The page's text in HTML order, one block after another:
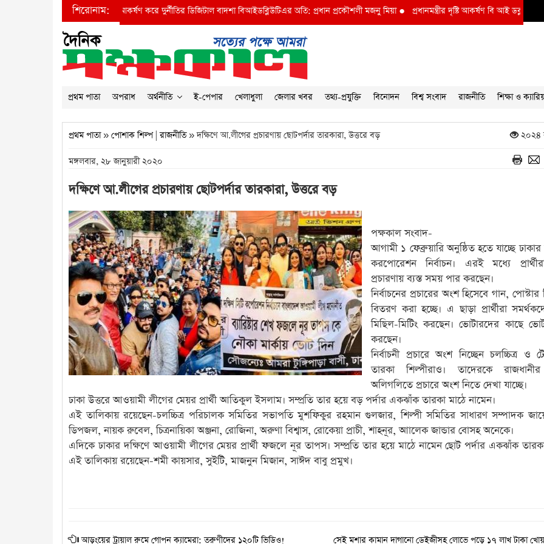
শিরোনাম:
প্রধানমন্ত্রীর দৃষ্টি আকর্ষণ করে দুর্নীতির ডিজিটাল বাদশা বিআইডব্লিউটিএর অতি: প্রধান প্রকৌশলী মজনু মিয়া●প্রধানমন্ত্রীর দৃষ্টি আকর্ষণ বি আই ডব্লুভিইউ-তে
প্রথম পাতা অপরাধ অর্থনীতি ই-পেপার খেলাধুলা জেলার খবর তথ্য-প্রযুক্তি বিনোদন বিশ্ব সংবাদ রাজনীতি শিক্ষা ও
প্রথম পাতা» পোশাক শিল্প|রাজনীতি» দক্ষিণে আ.লীগের প্রচারণায় ছোটপর্দার তারকারা, উত্তরে বড় ২০২৪
মঙ্গলবার, ২৮ জানুয়ারী ২০২০
দক্ষিণে আ.লীগের প্রচারণায় ছোটপর্দার তারকারা, উত্তরে বড়
পক্ষকাল সংবাদ-
আগামী ১ ফেব্রুয়ারি অনুষ্ঠিত হতে যাচ্ছে
করপোরেশন নির্বাচন। এরই মধ্যে
প্রচারণায় ব্যস্ত সময় পার করছেন।
নির্বাচনের প্রচারের অংশ হিসেবে গান,
বিতরণ করা হচ্ছে। এ ছাড়া প্রার্থীরা
মিছিল-মিটিং করছেন। ভোটারদের কাছে ভোট
করছেন।
নির্বাচনী প্রচারে অংশ নিচ্ছেন চলচ্চিত্র ও
তারকা শিল্পীরাও। তাদেরকে রাজধানীর
অলিগলিতে প্রচারে অংশ নিতে দেখা যাচ্ছে।
ঢাকা উত্তরে আওয়ামী লীগের মেয়র প্রার্থী আতিকুল ইসলাম। সম্প্রতি তার হয়ে বড় পর্দার একঝাঁক তারকা মাঠে নামেন।
এই তালিকায় রয়েছেন-চলচ্চিত্র পরিচালক সমিতির সভাপতি মুশফিকুর রহমান গুলজার, শিল্পী সমিতির সাধারণ সম্পাদক
ডিপজল, নায়ক রুবেল, চিত্রনায়িকা অঞ্জনা, রোজিনা, অরুণা বিশ্বাস, রোকেয়া প্রাচী, শাহনূর, আালেক জান্ডার বোসহ অনেকে।
এদিকে ঢাকার দক্ষিণে আওয়ামী লীগের মেয়র প্রার্থী ফজলে নূর তাপস। সম্প্রতি তার হয়ে মাঠে নামেন ছোট পর্দার একঝাঁক
এই তালিকায় রয়েছেন-শমী কায়সার, সুইটি, মাজনুন মিজান, সাঈদ বাবু প্রমুখ।
আড়ংয়ের ট্রায়াল রুমে গোপন ক্যামেরা: তরুণীদের ১২০টি ভিডিও!
সেই মশার কামান দাগানো ডেইজীসহ লোভে পড়ে ১৭ লাখ টাকা